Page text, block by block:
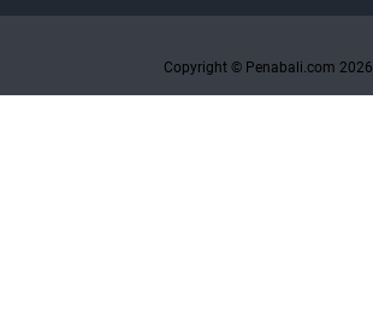
Copyright © Penabali.com 2026.